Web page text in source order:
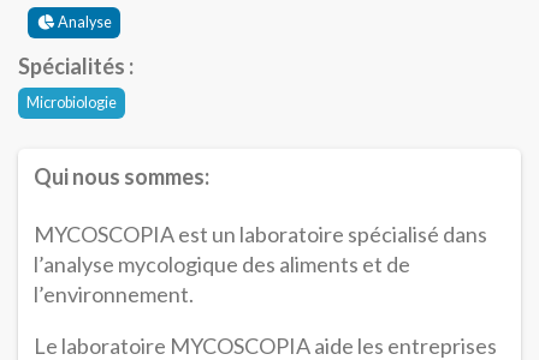
Analyse
Spécialités :
Microbiologie
Qui nous sommes:
MYCOSCOPIA est un laboratoire spécialisé dans
l’analyse mycologique des aliments et de
l’environnement.
Le laboratoire MYCOSCOPIA aide les entreprises